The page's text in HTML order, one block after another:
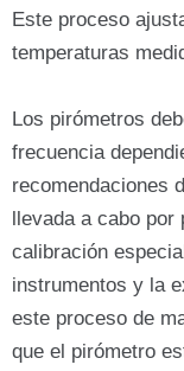
Este proceso
temperaturas
Los pirómetros
frecuencia
recomendaciones
llevada a cabo por
calibración
instrumentos y la
este proceso de
que el pirómetro